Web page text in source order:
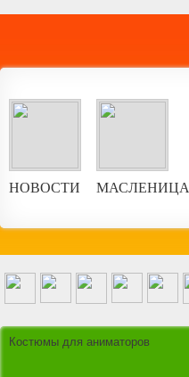
НОВОСТИ МАСЛЕНИЦА
Костюмы для аниматоров